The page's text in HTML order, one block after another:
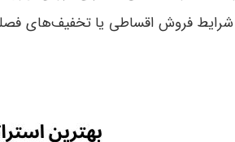
فروش اقساطی یا تخفیف‌های